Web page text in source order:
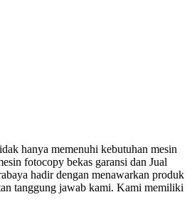
hanya memenuhi kebutuhan mesin
fotocopy bekas garansi dan Jual
hadir dengan menawarkan produk
tanggung jawab kami. Kami memiliki